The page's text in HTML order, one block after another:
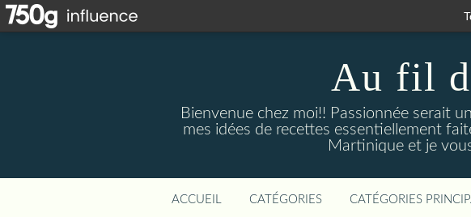
Au fil
Bienvenue chez moi!! Passionnée serait
mes idées de recettes essentiellement
Martinique et je
ACCUEIL CATÉGORIES CATÉGORIES